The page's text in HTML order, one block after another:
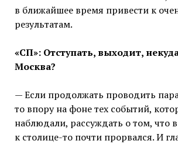
в ближайшее время привести к
результатам.
«СП»: Отступать, выходит,
Москва?
— Если продолжать проводить
то впору на фоне тех событий,
наблюдали, рассуждать о том, что
к столице-то почти прорвался. И